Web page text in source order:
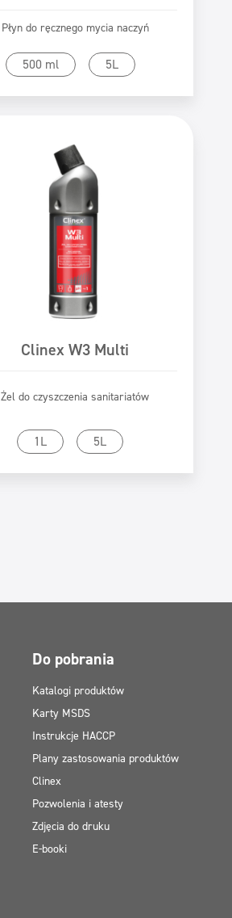
Płyn do ręcznego mycia naczyń
500 ml 5L
Przejdź do produktu
Clinex W3 Multi
Żel do czyszczenia sanitariatów
1L 5L
Przejdź do produktu
Do pobrania
Katalogi produktów
Karty MSDS
Instrukcje HACCP
Plany zastosowania produktów
Clinex
Pozwolenia i atesty
Zdjęcia do druku
E-booki